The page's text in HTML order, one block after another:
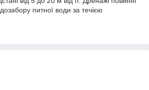
питної води за течією